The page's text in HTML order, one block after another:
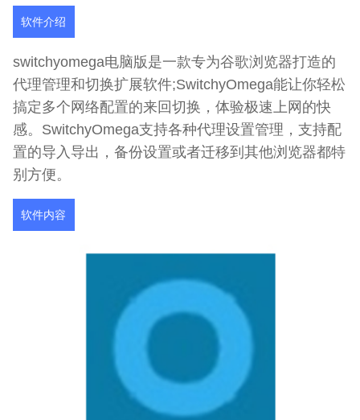
软件介绍
switchyomega电脑版是一款专为谷歌浏览器打造的
代理管理和切换扩展软件;SwitchyOmega能让你轻松
搞定多个网络配置的来回切换，体验极速上网的快
感。SwitchyOmega支持各种代理设置管理，支持配
置的导入导出，备份设置或者迁移到其他浏览器都特
别方便。
软件内容